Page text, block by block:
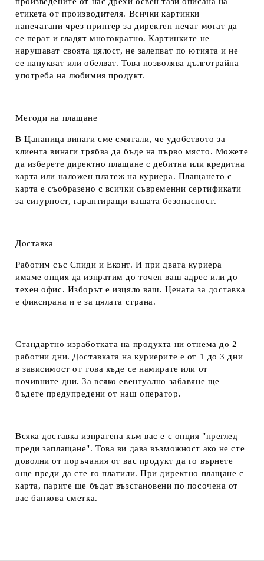
етикета от производителя. Всички картинки
напечатани чрез принтер за директен печат могат да
се перат и гладят многократно. Картинките не
нарушават своята цялост, не залепват по ютията и не
се напукват или обелват. Това позволява дълготрайна
употреба на любимия продукт.
Методи на плащане
В Цапаница винаги сме смятали, че удобството за
клиента винаги трябва да бъде на първо място. Можете
да изберете директно плащане с дебитна или кредитна
карта или наложен платеж на куриера. Плащането с
карта е съобразено с всички съвременни сертификати
за сигурност, гарантиращи вашата безопасност.
Доставка
Работим със Спиди и Еконт. И при двата куриера
имаме опция да изпратим до точен ваш адрес или до
техен офис. Изборът е изцяло ваш. Цената за доставка
е фиксирана и е за цялата страна.
Стандартно изработката на продукта ни отнема до 2
работни дни. Доставката на куриерите е от 1 до 3 дни
в зависимост от това къде се намирате или от
почивните дни. За всяко евентуално забавяне ще
бъдете предупредени от наш оператор.
Всяка доставка изпратена към вас е с опция "преглед
преди заплащане". Това ви дава възможност ако не сте
доволни от поръчания от вас продукт да го върнете
още преди да сте го платили. При директно плащане с
карта, парите ще бъдат възстановени по посочена от
вас банкова сметка.